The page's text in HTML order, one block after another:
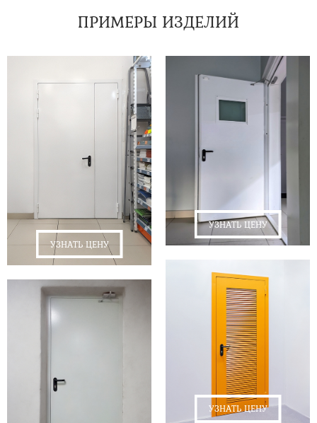
ПРИМЕРЫ ИЗДЕЛИЙ
УЗНАТЬ ЦЕНУ
УЗНАТЬ ЦЕНУ
УЗНАТЬ ЦЕНУ